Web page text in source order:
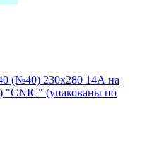
(№40) 230х280 14А на
"CNIC" (упакованы по